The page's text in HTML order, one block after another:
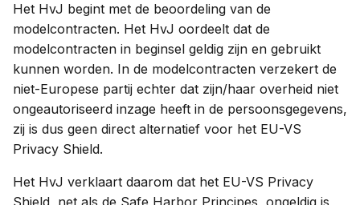
Het HvJ begint met de beoordeling van de
modelcontracten. Het HvJ oordeelt dat de
modelcontracten in beginsel geldig zijn en gebruikt
kunnen worden. In de modelcontracten verzekert de
niet-Europese partij echter dat zijn/haar overheid niet
ongeautoriseerd inzage heeft in de persoonsgegevens,
zij is dus geen direct alternatief voor het EU-VS
Privacy Shield.
Het HvJ verklaart daarom dat het EU-VS Privacy
Shield, net als de Safe Harbor Principes, ongeldig is